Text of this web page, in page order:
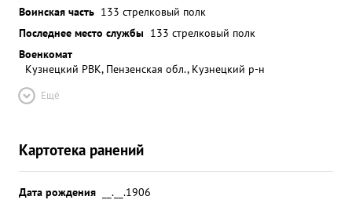
Воинская часть 133 стрелковый полк
Последнее место службы 133 стрелковый полк
Военкомат
Кузнецкий РВК, Пензенская обл., Кузнецкий р-н
Ещё
Картотека ранений
Дата рождения
__.__.1906